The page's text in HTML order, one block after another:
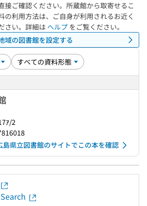
接ご確認ください。所蔵館から取寄せるこ
の利用方法は、ご自身が利用されるお近く
さい。詳細は ヘルプ をご覧ください。
域の図書館を設定する
ｱ/2
島県立図書館のサイトでこの本を確認